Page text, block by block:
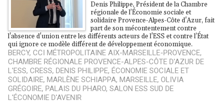
Denis Philippe, Président de la Chambre
régionale de l’Économie sociale et
solidaire Provence-Alpes-Côte d'Azur, fait
part de son mécontentement contre
l'absence d'union entre les différents acteurs de l'ESS et contre l’État
qui ignore ce modèle différent de développement économique.
BERCY, CCI MÉTROPOLITAINE AIX-MARSEILLE-PROVENCE,
CHAMBRE RÉGIONALE PROVENCE-ALPES-CÔTE D'AZUR DE
L'ESS, CRESS, DENIS PHILIPPE, ÉCONOMIE SOCIALE ET
SOLIDAIRE, MARLÈNE SCHIAPPA, MARSEILLE, OLIVIA
GRÉGOIRE, PALAIS DU PHARO, SALON ESS SUD DE
L'ÉCONOMIE D'AVENIR